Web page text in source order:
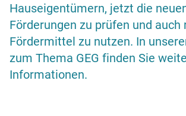
Hauseigentümern, jetzt die
Förderungen zu prüfen und auch
Fördermittel zu nutzen. In
zum Thema GEG finden Sie
Informationen.